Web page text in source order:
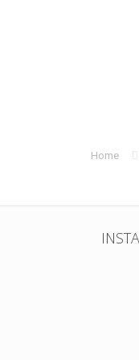
Home